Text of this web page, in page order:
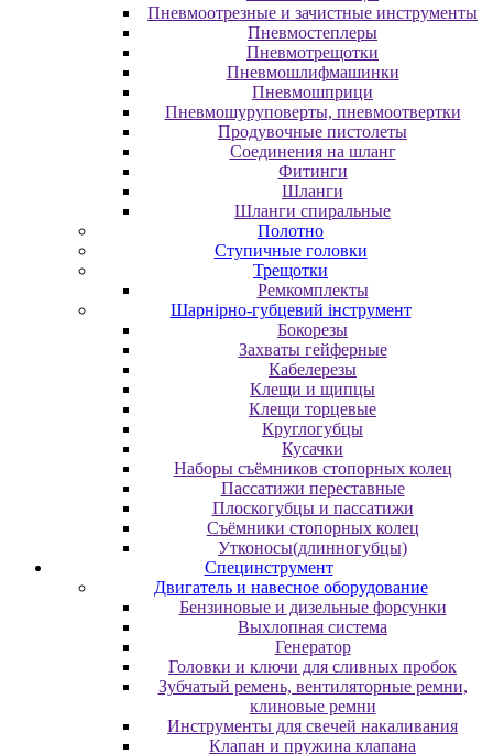
Пневмоотрезные и зачистные инструменты
Пневмостеплеры
Пневмотрещотки
Пневмошлифмашинки
Пневмошприци
Пневмошуруповерты, пневмоотвертки
Продувочные пистолеты
Соединения на шланг
Фитинги
Шланги
Шланги спиральные
Полотно
Ступичные головки
Трещотки
Ремкомплекты
Шарнірно-губцевий інструмент
Бокорезы
Захваты гейферные
Кабелерезы
Клещи и щипцы
Клещи торцевые
Круглогубцы
Кусачки
Наборы съёмников стопорных колец
Пассатижи переставные
Плоскогубцы и пассатижи
Съёмники стопорных колец
Утконосы(длинногубцы)
Специнструмент
Двигатель и навесное оборудование
Бензиновые и дизельные форсунки
Выхлопная система
Генератор
Головки и ключи для сливных пробок
Зубчатый ремень, вентиляторные ремни,
клиновые ремни
Инструменты для свечей накаливания
Клапан и пружина клапана